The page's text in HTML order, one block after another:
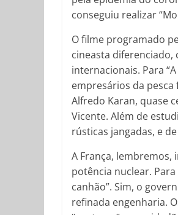
conseguiu realizar
O filme programado
cineasta diferenciado,
internacionais. Para
empresários da
Alfredo Karan, quase
Vicente. Além de
rústicas jangadas, e
A França, lembremos,
potência nuclear.
canhão”. Sim, o
refinada engenharia.